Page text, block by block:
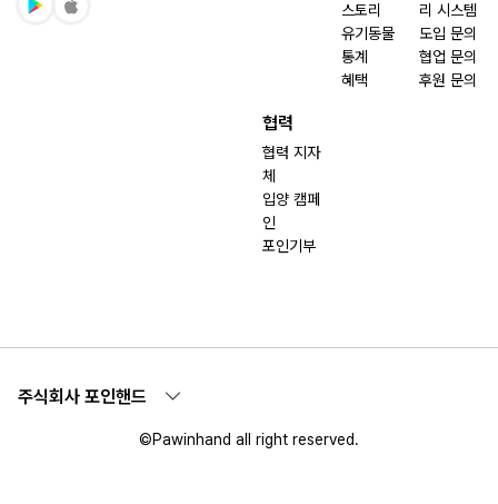
스토리
유기동물
통계
혜택
리 시스템
도입 문의
협업 문의
후원 문의
협력
협력 지자
체
입양 캠페
인
포인기부
주식회사 포인핸드
©Pawinhand all right reserved.